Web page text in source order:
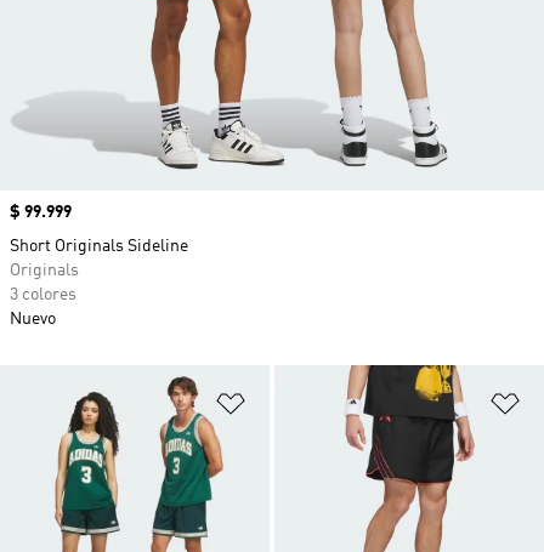
Añadir a la lista de deseos
Precio
$ 99.999
Short Originals Sideline
Originals
3 colores
Nuevo